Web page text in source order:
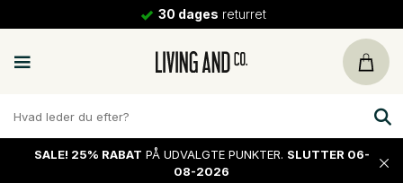
30 dages returret
SALE! 25% RABAT PÅ UDVALGTE PUNKTER. SLUTTER 06-
08-2026